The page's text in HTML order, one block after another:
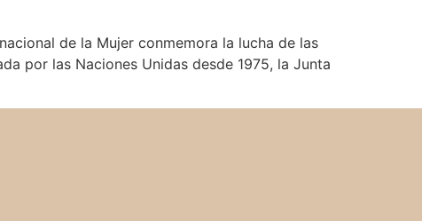
de la Mujer conmemora la lucha de las
por las Naciones Unidas desde 1975, la Junta